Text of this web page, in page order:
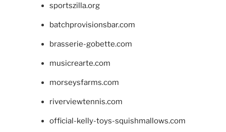
sportszilla.org
batchprovisionsbar.com
brasserie-gobette.com
musicrearte.com
morseysfarms.com
riverviewtennis.com
official-kelly-toys-squishmallows.com